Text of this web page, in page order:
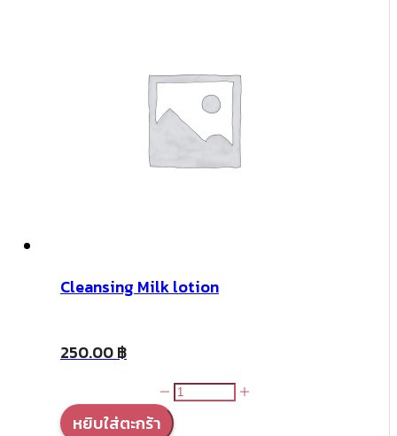
Cleansing Milk lotion
250.00฿
จำนวน
Cleansing
หยิบใส่ตะกร้า